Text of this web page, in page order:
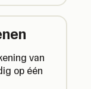
van
op één